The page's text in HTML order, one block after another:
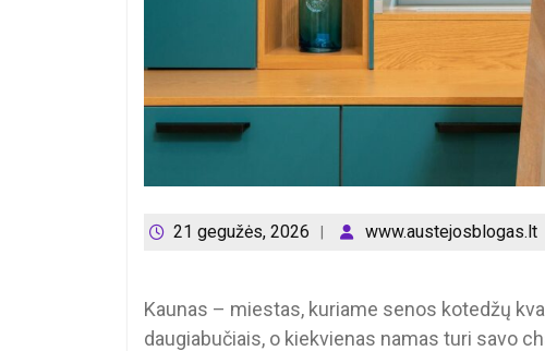
21 gegužės, 2026 www.austejosblogas.lt
Kaunas – miestas, kuriame senos kotedžų
daugiabučiais, o kiekvienas namas turi savo